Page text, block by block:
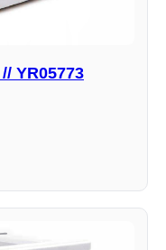
YR05773